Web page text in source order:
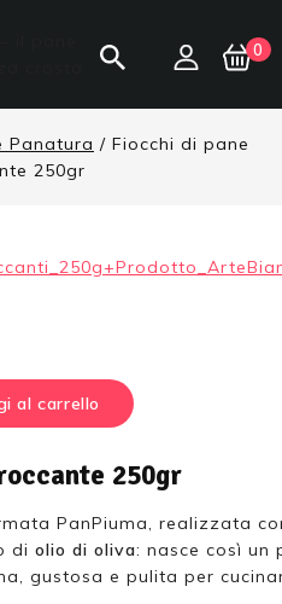
0
Panatura / Fiocchi di pane
250gr
al carrello
250gr
PanPiuma, realizzata
di olio di oliva: nasce così un
gustosa e pulita per